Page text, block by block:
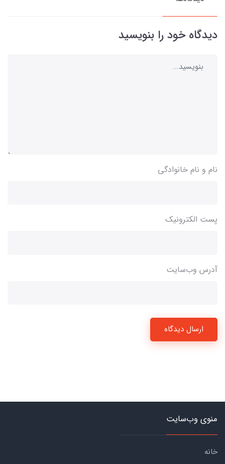
دیدگاه خود را بنویسید
نام و نام خانوادگی
پست الکترونیک
آدرس وب‌سایت
ارسال دیدگاه
منوی وب‌سایت
خانه